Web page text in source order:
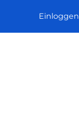
Einloggen